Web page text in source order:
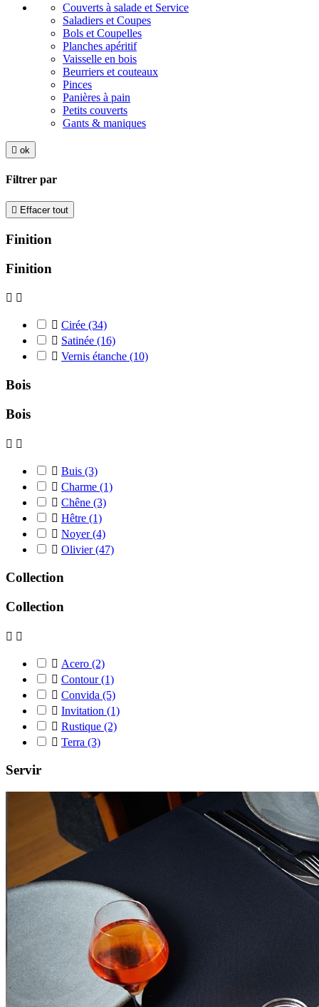
Couverts à salade et Service
Saladiers et Coupes
Bols et Coupelles
Planches apéritif
Vaisselle en bois
Beurriers et couteaux
Pinces
Panières à pain
Petits couverts
Gants & maniques
 ok
Filtrer par
 Effacer tout
Finition
Finition
 
 Cirée (34)
 Satinée (16)
 Vernis étanche (10)
Bois
Bois
 
 Buis (3)
 Charme (1)
 Chêne (3)
 Hêtre (1)
 Noyer(4)
 Olivier(47)
Collection
Collection
 
 Acero (2)
 Contour(1)
 Convida (5)
 Invitation (1)
 Rustique (2)
 Terra (3)
Servir